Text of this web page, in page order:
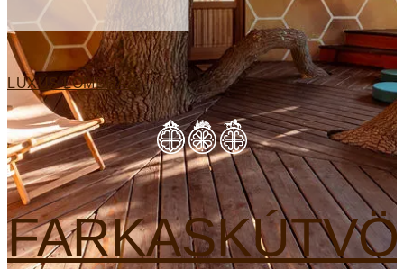
LUXUS LOMBHÁZ